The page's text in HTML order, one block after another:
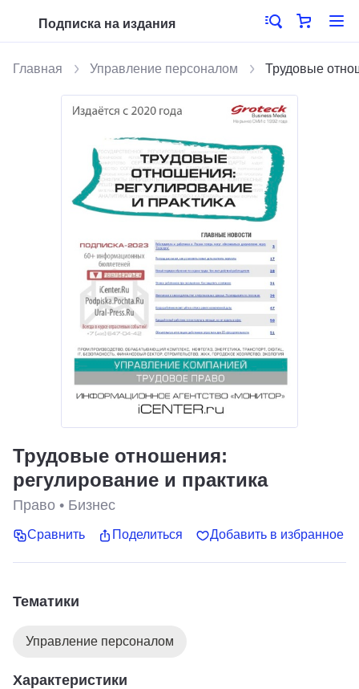
Подписка на издания
Главная Управление персоналом Трудовые
Трудовые отношения:
регулирование и практика
Право • Бизнес
Сравнить Поделиться Добавить в избранное
Тематики
Управление персоналом
Характеристики